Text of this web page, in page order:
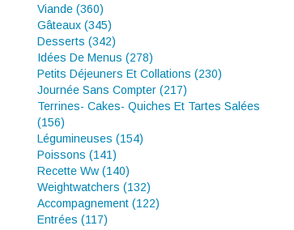
Viande (360)
Gâteaux (345)
Desserts (342)
Idées De Menus (278)
Petits Déjeuners Et Collations (230)
Journée Sans Compter (217)
Terrines- Cakes- Quiches Et Tartes Salées
(156)
Légumineuses (154)
Poissons (141)
Recette Ww (140)
Weightwatchers (132)
Accompagnement (122)
Entrées (117)